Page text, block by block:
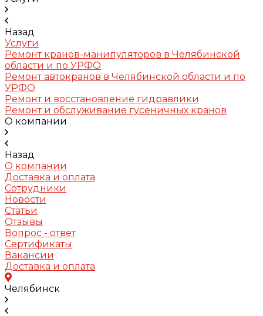
Назад
Услуги
Ремонт кранов-манипуляторов в Челябинской
области и по УРФО
Ремонт автокранов в Челябинской области и по
УРФО
Ремонт и восстановление гидравлики
Ремонт и обслуживание гусеничных кранов
О компании
Назад
О компании
Доставка и оплата
Сотрудники
Новости
Статьи
Отзывы
Вопрос - ответ
Сертификаты
Вакансии
Доставка и оплата
Челябинск